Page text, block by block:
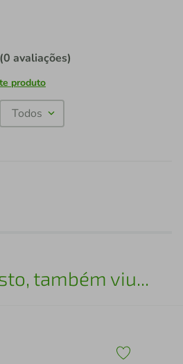
(0 avaliações)
produto
Todos
também viu...